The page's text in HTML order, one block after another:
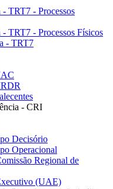
- TRT7 - Processos
- TRT7 - Processos Físicos
- TRT7
- CRI
Decisório
Operacional
Regional de
(UAE)